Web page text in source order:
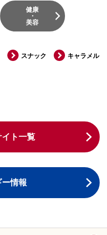
健康
・
美容
スナック キャラメル
ト一覧
情報